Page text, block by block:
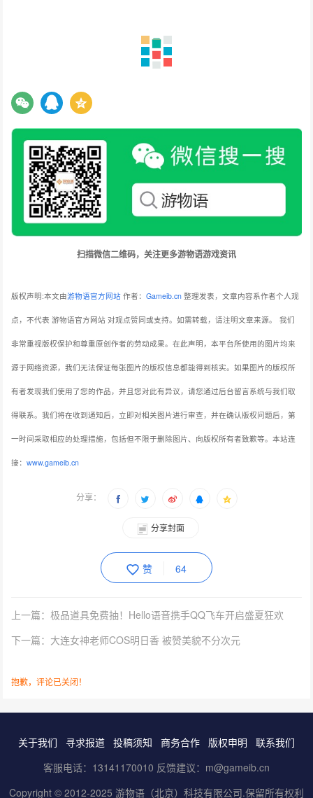
扫描微信二维码，关注更多游物语游戏资讯
版权声明:本文由游物语官方网站 作者：Gameib.cn 整理发表，文章内容系作者个人观
点，不代表 游物语官方网站 对观点赞同或支持。如需转载，请注明文章来源。 我们
非常重视版权保护和尊重原创作者的劳动成果。在此声明，本平台所使用的图片均来
源于网络资源，我们无法保证每张图片的版权信息都能得到核实。如果图片的版权所
有者发现我们使用了您的作品，并且您对此有异议，请您通过后台留言系统与我们取
得联系。我们将在收到通知后，立即对相关图片进行审查，并在确认版权问题后，第
一时间采取相应的处理措施，包括但不限于删除图片、向版权所有者致歉等。本站连
接：www.gameib.cn
分享：
分享封面
赞 64
上一篇：极品道具免费抽！Hello语音携手QQ飞车开启盛夏狂欢
下一篇：大连女神老师COS明日香 被赞美貌不分次元
抱歉，评论已关闭！
关于我们 寻求报道 投稿须知 商务合作 版权申明
联系我们
客服电话：13141170010 反馈建议：m@gameib.cn
Copyright © 2012-2025 游物语（北京）科技有限公司.保留所有权利